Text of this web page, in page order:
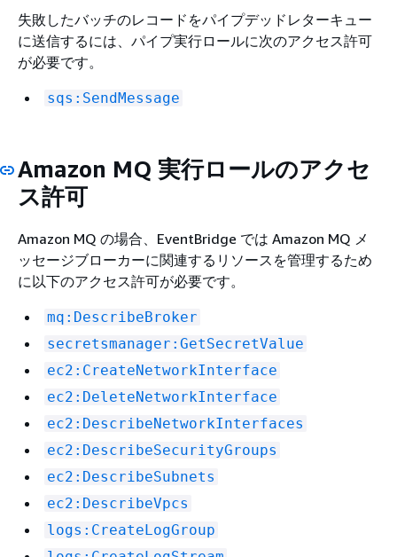
失敗したバッチのレコードをパイプデッドレターキュー
に送信するには、パイプ実行ロールに次のアクセス許可
が必要です。
sqs:SendMessage
Amazon MQ 実行ロールのアクセ
ス許可
Amazon MQ の場合、EventBridge では Amazon MQ メ
ッセージブローカーに関連するリソースを管理するため
に以下のアクセス許可が必要です。
mq:DescribeBroker
secretsmanager:GetSecretValue
ec2:CreateNetworkInterface
ec2:DeleteNetworkInterface
ec2:DescribeNetworkInterfaces
ec2:DescribeSecurityGroups
ec2:DescribeSubnets
ec2:DescribeVpcs
logs:CreateLogGroup